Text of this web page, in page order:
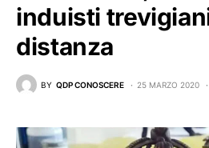
induisti
distanza
BY QDP CONOSCERE 25 MARZO 2020